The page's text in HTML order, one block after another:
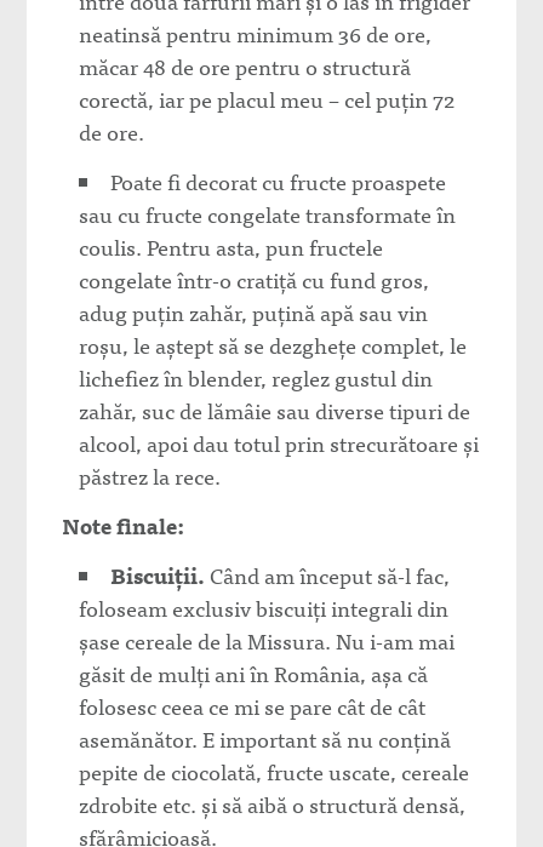
neatinsă pentru minimum 36 de ore,
măcar 48 de ore pentru o structură
corectă, iar pe placul meu – cel puțin 72
de ore.
Poate fi decorat cu fructe proaspete
sau cu fructe congelate transformate în
coulis. Pentru asta, pun fructele
congelate într-o cratiță cu fund gros,
adug puțin zahăr, puțină apă sau vin
roșu, le aștept să se dezghețe complet, le
lichefiez în blender, reglez gustul din
zahăr, suc de lămâie sau diverse tipuri de
alcool, apoi dau totul prin strecurătoare și
păstrez la rece.
Note finale:
Biscuiții. Când am început să-l fac,
foloseam exclusiv biscuiți integrali din
șase cereale de la Missura. Nu i-am mai
găsit de mulți ani în România, așa că
folosesc ceea ce mi se pare cât de cât
asemănător. E important să nu conțină
pepite de ciocolată, fructe uscate, cereale
zdrobite etc. și să aibă o structură densă,
sfărâmicioasă.